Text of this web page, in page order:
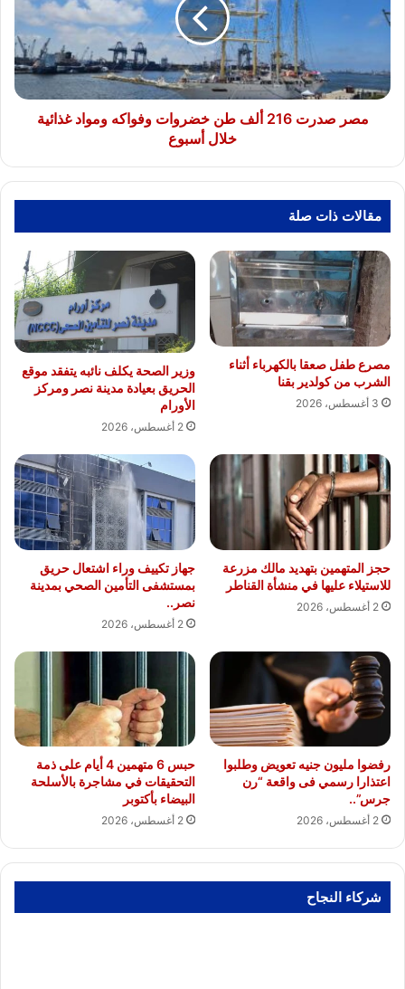
طن
ومواد
غذائية
مصر صدرت 216 ألف طن خضروات وفواكه ومواد غذائية
خلال أسبوع
مقالات ذات صلة
مصرع طفل صعقا بالكهرباء أثناء
الشرب من كولدير بقنا
3 أغسطس، 2026
وزير الصحة يكلف نائبه يتفقد موقع
الحريق بعيادة مدينة نصر ومركز
الأورام
2 أغسطس، 2026
حجز المتهمين بتهديد مالك مزرعة
للاستيلاء عليها في منشأة القناطر
2 أغسطس، 2026
جهاز تكييف وراء اشتعال حريق
بمستشفى التأمين الصحي بمدينة
نصر..
2 أغسطس، 2026
رفضوا مليون جنيه تعويض وطلبوا
اعتذارا رسمي فى واقعة “رن
جرس”..
2 أغسطس، 2026
حبس 6 متهمين 4 أيام على ذمة
التحقيقات في مشاجرة بالأسلحة
البيضاء بأكتوبر
2 أغسطس، 2026
شركاء النجاح